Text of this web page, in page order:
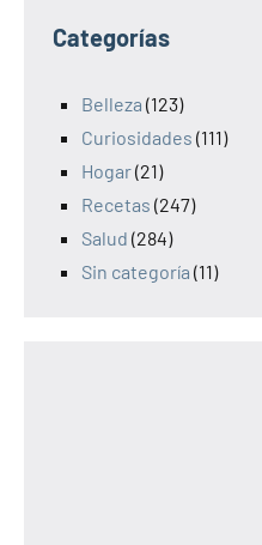
Categorías
Belleza (123)
Curiosidades (111)
Hogar(21)
Recetas (247)
Salud (284)
Sin categoría (11)